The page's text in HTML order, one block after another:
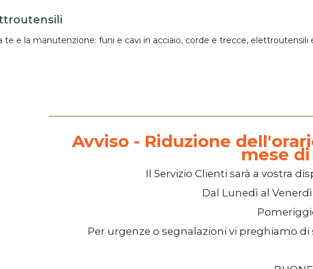
te e la manutenzione: funi e cavi in acciaio, corde e trecce, elettroutensili
Avviso - Riduzione
mese
Il Servizio Clienti sarà a vostra
Dal Lunedì al Venerdì
Per urgenze o segnalazioni vi preghiamo di